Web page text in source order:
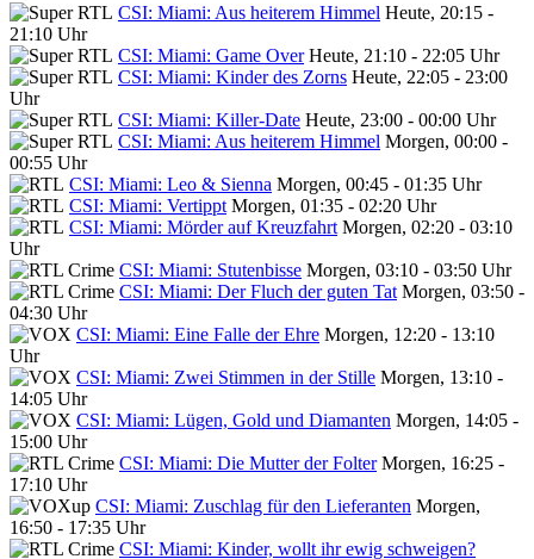
CSI: Miami: Aus heiterem Himmel Heute, 20:15 -
21:10 Uhr
CSI: Miami: Game Over Heute, 21:10 - 22:05 Uhr
CSI: Miami: Kinder des Zorns Heute, 22:05 - 23:00
Uhr
CSI: Miami: Killer-Date Heute, 23:00 - 00:00 Uhr
CSI: Miami: Aus heiterem Himmel Morgen, 00:00 -
00:55 Uhr
CSI: Miami: Leo & Sienna Morgen, 00:45 - 01:35 Uhr
CSI: Miami: Vertippt Morgen, 01:35 - 02:20 Uhr
CSI: Miami: Mörder auf Kreuzfahrt Morgen, 02:20 - 03:10
Uhr
CSI: Miami: Stutenbisse Morgen, 03:10 - 03:50 Uhr
CSI: Miami: Der Fluch der guten Tat Morgen, 03:50 -
04:30 Uhr
CSI: Miami: Eine Falle der Ehre Morgen, 12:20 - 13:10
Uhr
CSI: Miami: Zwei Stimmen in der Stille Morgen, 13:10 -
14:05 Uhr
CSI: Miami: Lügen, Gold und Diamanten Morgen, 14:05 -
15:00 Uhr
CSI: Miami: Die Mutter der Folter Morgen, 16:25 -
17:10 Uhr
CSI: Miami: Zuschlag für den Lieferanten Morgen,
16:50 - 17:35 Uhr
CSI: Miami: Kinder, wollt ihr ewig schweigen?